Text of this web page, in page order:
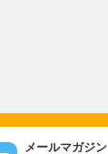
メールマガジン